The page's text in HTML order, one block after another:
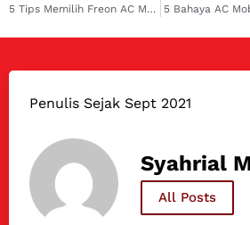
5 Tips Memilih Freon AC Mobil Terbaik untuk Suzuki Ertiga
Penulis Sejak Sept 2021
Syahrial
All Posts